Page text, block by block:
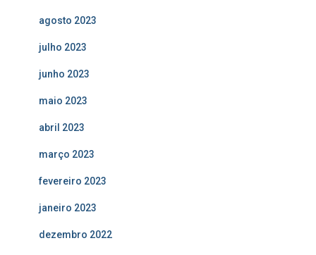
agosto 2023
julho 2023
junho 2023
maio 2023
abril 2023
março 2023
fevereiro 2023
janeiro 2023
dezembro 2022